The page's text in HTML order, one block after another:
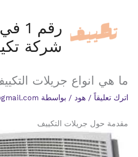
المحتوى
رقم
شركة
ما هي انواع جريلات
اترك تعليقاً / هود / بواسطة
مقدمة حول جريلات التكييف